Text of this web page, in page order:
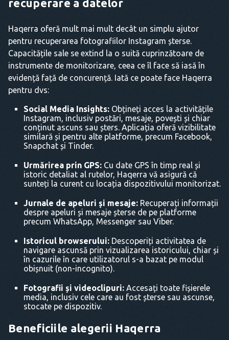
recuperare a datelor
Haqerra oferă mult mai mult decât un simplu ajutor
pentru recuperarea fotografiilor Instagram șterse.
Capacitățile sale se extind la o suită cuprinzătoare de
instrumente de monitorizare, ceea ce îl face să iasă în
evidență față de concurență. Iată ce poate face Haqerra
pentru dvs:
Social Media Insights: Obțineți acces la activitățile
Instagram, inclusiv postări, mesaje, povești și chiar
conținut ascuns sau șters. Aplicația oferă vizibilitate
similară și pentru alte platforme, precum Facebook,
Snapchat și Tinder.
Urmărirea prin GPS: Cu date GPS în timp real și
istoric detaliat al rutelor, Haqerra vă asigură că
sunteți la curent cu locația dispozitivului monitorizat.
Jurnale de apeluri și mesaje: Recuperați informații
despre apeluri și mesaje șterse de pe platforme
precum WhatsApp, Messenger sau Viber.
Istoricul browserului: Descoperiți activitatea de
navigare ascunsă prin vizualizarea istoricului, chiar și
în cazurile în care utilizatorul s-a bazat pe modul
obișnuit (non-incognito).
Fotografii și videoclipuri: Accesați toate fișierele
media, inclusiv cele care au fost șterse sau ascunse,
stocate pe dispozitiv.
Beneficiile alegerii Haqerra